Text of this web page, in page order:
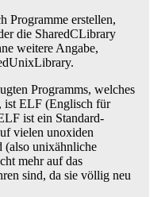
Programme erstellen,
die SharedCLibrary
weitere Angabe,
Programms, welches
ist ELF (Englisch für
ist ein Standard-
vielen unoxiden
(also unixähnliche
mehr auf das
sind, da sie völlig neu